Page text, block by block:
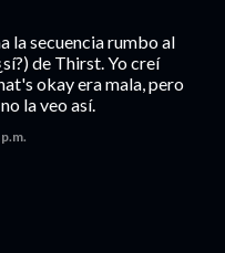
la secuencia rumbo al
de Thirst. Yo creí
okay era mala, pero
la veo así.